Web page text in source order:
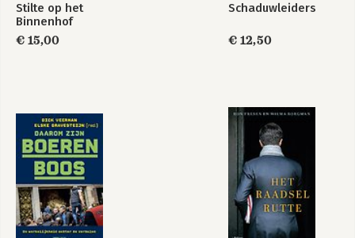
Stilte op het
Binnenhof
€ 15,00
Schaduwleiders
€ 12,50